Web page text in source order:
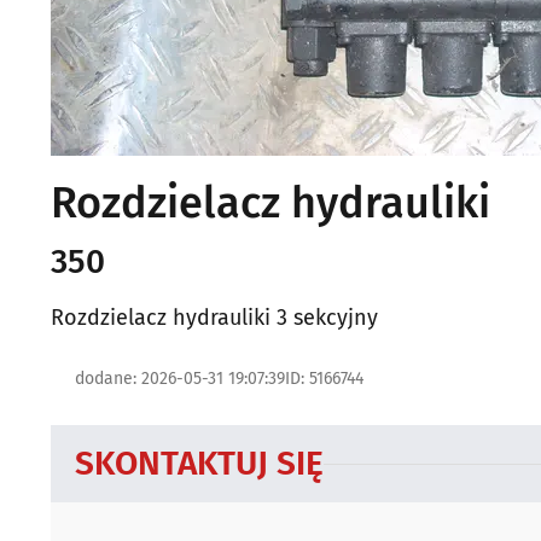
Rozdzielacz hydrauliki
350
Rozdzielacz hydrauliki 3 sekcyjny
dodane: 2026-05-31 19:07:39ID: 5166744
SKONTAKTUJ SIĘ